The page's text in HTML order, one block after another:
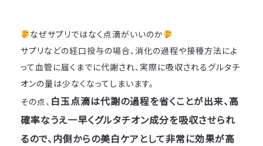
なぜサプリではなく点滴がいいのか
サプリなどの経口投与の場合、消化の過程や接種方法によ
って血管に届くまでに代謝され、実際に吸収されるグルタチ
オンの量は少なくなってしまいます。
その点、 白玉点滴は代謝の過程を省くことが出来、高
確率なうえ一早くグルタチオン成分を吸収させられ
るので、内側からの美白ケアとして非常に効果が高